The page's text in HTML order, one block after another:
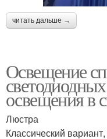
читать дальше →
Освещение
освещения в
Люстра
Классический